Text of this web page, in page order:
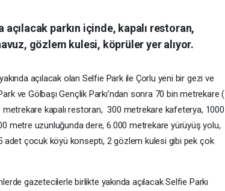
açılacak parkın içinde, kapalı restoran,
gözlem kulesi, köprüler yer alıyor.
açılacak olan Selfie Park ile Çorlu yeni bir gezi ve
ve Gölbaşı Gençlik Parkı’ndan sonra 70 bin metrekare (
metrekare kapalı restoran, 300 metrekare kafeterya, 1000
metre uzunluğunda dere, 6.000 metrekare yürüyüş yolu,
adet çocuk köyü konsepti, 2 gözlem kulesi gibi pek çok
gazetecilerle birlikte yakında açılacak Selfie Parkı